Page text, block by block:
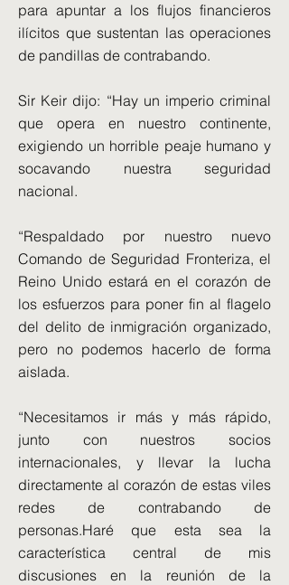
para apuntar a los flujos financieros
ilícitos que sustentan las operaciones
de pandillas de contrabando.
Sir Keir dijo: “Hay un imperio criminal
que opera en nuestro continente,
exigiendo un horrible peaje humano y
socavando nuestra seguridad
nacional.
“Respaldado por nuestro nuevo
Comando de Seguridad Fronteriza, el
Reino Unido estará en el corazón de
los esfuerzos para poner fin al flagelo
del delito de inmigración organizado,
pero no podemos hacerlo de forma
aislada.
“Necesitamos ir más y más rápido,
junto con nuestros socios
internacionales, y llevar la lucha
directamente al corazón de estas viles
redes de contrabando de
personas.Haré que esta sea la
característica central de mis
discusiones en la reunión de la